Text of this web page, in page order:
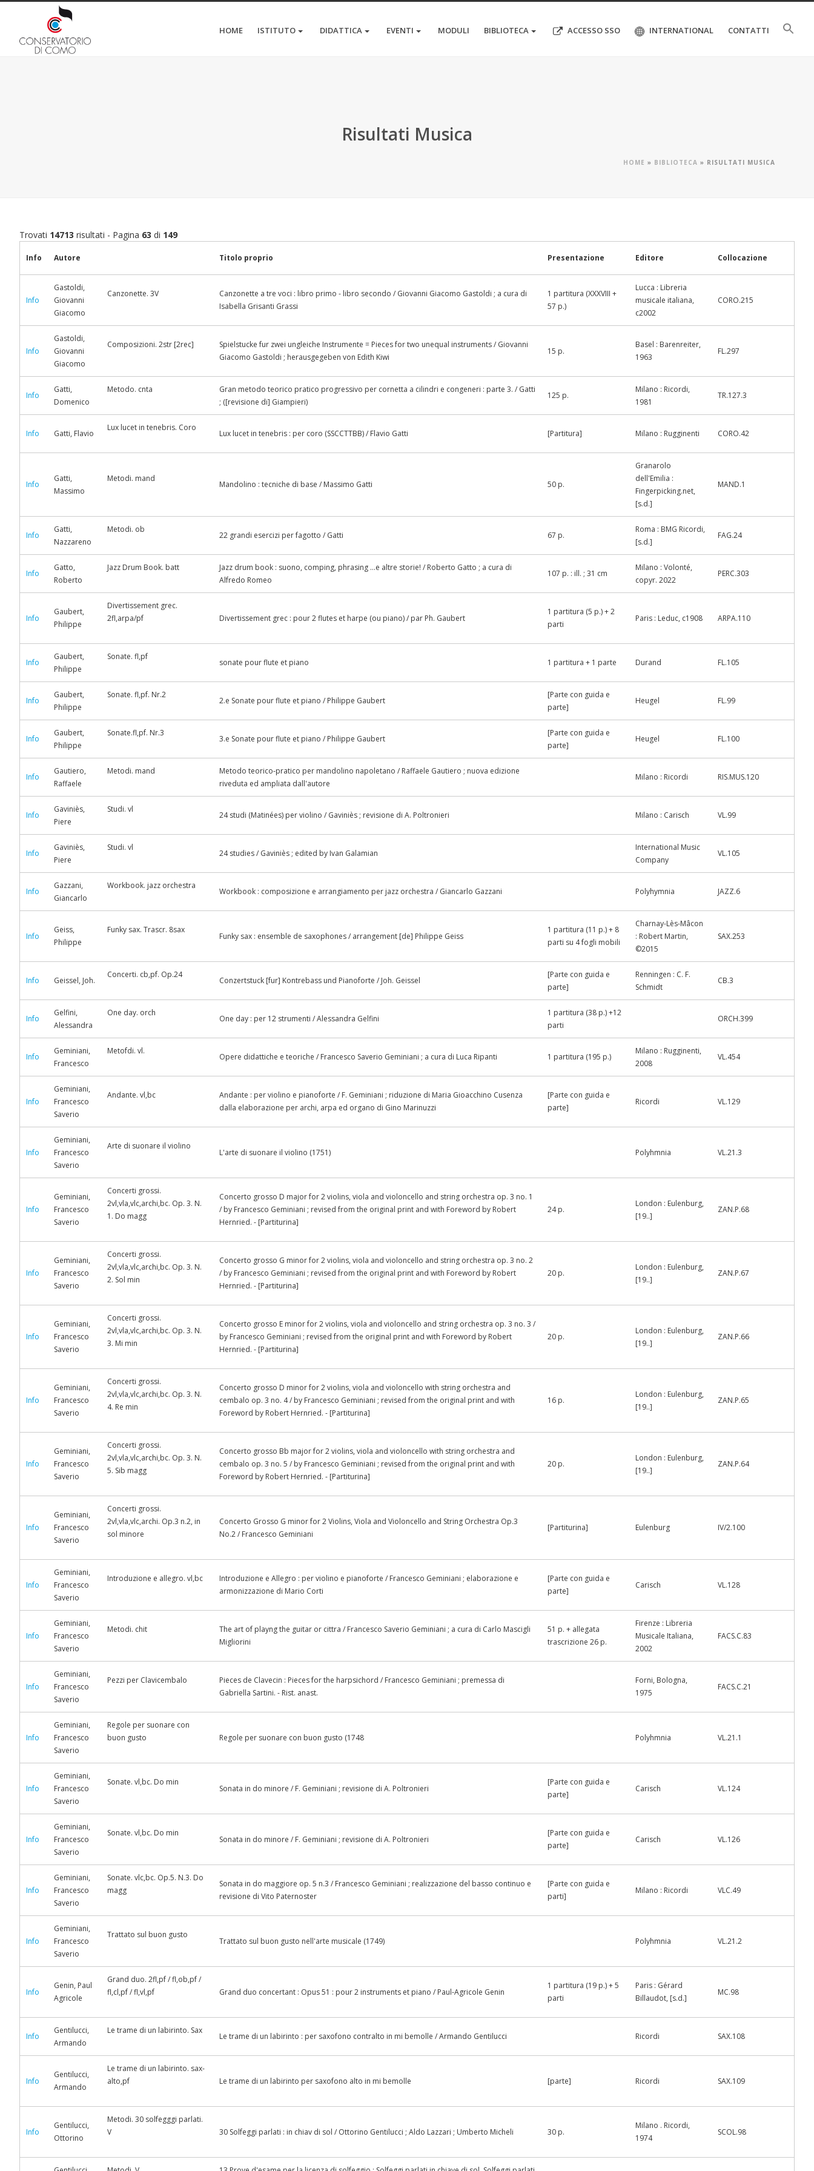
HOME ISTITUTO DIDATTICA EVENTI MODULI BIBLIOTECA ACCESSO SSO INTERNATIONAL CONTATTI
Risultati Musica
HOME » BIBLIOTECA » RISULTATI MUSICA
Trovati 14713 risultati - Pagina 63 di 149
Info Autore Titolo proprio Presentazione Editore Collocazione
Info
Gastoldi,
Giovanni
Giacomo
Canzonette. 3V
Canzonette a tre voci : libro primo - libro secondo / Giovanni Giacomo Gastoldi ; a cura di
Isabella Grisanti Grassi
1 partitura (XXXVIII +
57 p.)
Lucca : Libreria
musicale italiana,
c2002
CORO.215
Info
Gastoldi,
Giovanni
Giacomo
Composizioni. 2str [2rec]
Spielstucke fur zwei ungleiche Instrumente = Pieces for two unequal instruments / Giovanni
Giacomo Gastoldi ; herausgegeben von Edith Kiwi
15 p.
Basel : Barenreiter,
1963
FL.297
Info
Gatti,
Domenico
Metodo. cnta
Gran metodo teorico pratico progressivo per cornetta a cilindri e congeneri : parte 3. / Gatti
; ([revisione di] Giampieri)
125 p.
Milano : Ricordi,
1981
TR.127.3
Info Gatti, Flavio
Lux lucet in tenebris. Coro
Lux lucet in tenebris : per coro (SSCCTTBB) / Flavio Gatti [Partitura] Milano : Rugginenti CORO.42
Info
Gatti,
Massimo
Metodi. mand
Mandolino : tecniche di base / Massimo Gatti 50 p.
Granarolo
dell'Emilia :
Fingerpicking.net,
[s.d.]
MAND.1
Info
Gatti,
Nazzareno
Metodi. ob
22 grandi esercizi per fagotto / Gatti 67 p.
Roma : BMG Ricordi,
[s.d.]
FAG.24
Info
Gatto,
Roberto
Jazz Drum Book. batt
Jazz drum book : suono, comping, phrasing ...e altre storie! / Roberto Gatto ; a cura di
Alfredo Romeo
107 p. : ill. ; 31 cm
Milano : Volonté,
copyr. 2022
PERC.303
Info
Gaubert,
Philippe
Divertissement grec.
2fl,arpa/pf
Divertissement grec : pour 2 flutes et harpe (ou piano) / par Ph. Gaubert
1 partitura (5 p.) + 2
parti
Paris : Leduc, c1908 ARPA.110
Info
Gaubert,
Philippe
Sonate. fl,pf
sonate pour flute et piano 1 partitura + 1 parte Durand FL.105
Info
Gaubert,
Philippe
Sonate. fl,pf. Nr.2
2.e Sonate pour flute et piano / Philippe Gaubert
[Parte con guida e
parte]
Heugel FL.99
Info
Gaubert,
Philippe
Sonate.fl,pf. Nr.3
3.e Sonate pour flute et piano / Philippe Gaubert
[Parte con guida e
parte]
Heugel FL.100
Info
Gautiero,
Raffaele
Metodi. mand
Metodo teorico-pratico per mandolino napoletano / Raffaele Gautiero ; nuova edizione
riveduta ed ampliata dall'autore
Milano : Ricordi RIS.MUS.120
Info
Gaviniès,
Piere
Studi. vl
24 studi (Matinées) per violino / Gaviniès ; revisione di A. Poltronieri Milano : Carisch VL.99
Info
Gaviniès,
Piere
Studi. vl
24 studies / Gaviniès ; edited by Ivan Galamian
International Music
Company
VL.105
Info
Gazzani,
Giancarlo
Workbook. jazz orchestra
Workbook : composizione e arrangiamento per jazz orchestra / Giancarlo Gazzani Polyhymnia JAZZ.6
Info
Geiss,
Philippe
Funky sax. Trascr. 8sax
Funky sax : ensemble de saxophones / arrangement [de] Philippe Geiss
1 partitura (11 p.) + 8
parti su 4 fogli mobili
Charnay-Lès-Mâcon
: Robert Martin,
©2015
SAX.253
Info Geissel, Joh.
Concerti. cb,pf. Op.24
Conzertstuck [fur] Kontrebass und Pianoforte / Joh. Geissel
[Parte con guida e
parte]
Renningen : C. F.
Schmidt
CB.3
Info
Gelfini,
Alessandra
One day. orch
One day : per 12 strumenti / Alessandra Gelfini
1 partitura (38 p.) +12
parti
ORCH.399
Info
Geminiani,
Francesco
Metofdi. vl.
Opere didattiche e teoriche / Francesco Saverio Geminiani ; a cura di Luca Ripanti 1 partitura (195 p.)
Milano : Rugginenti,
2008
VL.454
Info
Geminiani,
Francesco
Saverio
Andante. vl,bc
Andante : per violino e pianoforte / F. Geminiani ; riduzione di Maria Gioacchino Cusenza
dalla elaborazione per archi, arpa ed organo di Gino Marinuzzi
[Parte con guida e
parte]
Ricordi VL.129
Info
Geminiani,
Francesco
Saverio
Arte di suonare il violino
L'arte di suonare il violino (1751) Polyhmnia VL.21.3
Info
Geminiani,
Francesco
Saverio
Concerti grossi.
2vl,vla,vlc,archi,bc. Op. 3. N.
1. Do magg
Concerto grosso D major for 2 violins, viola and violoncello and string orchestra op. 3 no. 1
/ by Francesco Geminiani ; revised from the original print and with Foreword by Robert
Hernried. - [Partiturina]
24 p.
London : Eulenburg,
[19..]
ZAN.P.68
Info
Geminiani,
Francesco
Saverio
Concerti grossi.
2vl,vla,vlc,archi,bc. Op. 3. N.
2. Sol min
Concerto grosso G minor for 2 violins, viola and violoncello and string orchestra op. 3 no. 2
/ by Francesco Geminiani ; revised from the original print and with Foreword by Robert
Hernried. - [Partiturina]
20 p.
London : Eulenburg,
[19..]
ZAN.P.67
Info
Geminiani,
Francesco
Saverio
Concerti grossi.
2vl,vla,vlc,archi,bc. Op. 3. N.
3. Mi min
Concerto grosso E minor for 2 violins, viola and violoncello and string orchestra op. 3 no. 3 /
by Francesco Geminiani ; revised from the original print and with Foreword by Robert
Hernried. - [Partiturina]
20 p.
London : Eulenburg,
[19..]
ZAN.P.66
Info
Geminiani,
Francesco
Saverio
Concerti grossi.
2vl,vla,vlc,archi,bc. Op. 3. N.
4. Re min
Concerto grosso D minor for 2 violins, viola and violoncello with string orchestra and
cembalo op. 3 no. 4 / by Francesco Geminiani ; revised from the original print and with
Foreword by Robert Hernried. - [Partiturina]
16 p.
London : Eulenburg,
[19..]
ZAN.P.65
Info
Geminiani,
Francesco
Saverio
Concerti grossi.
2vl,vla,vlc,archi,bc. Op. 3. N.
5. Sib magg
Concerto grosso Bb major for 2 violins, viola and violoncello with string orchestra and
cembalo op. 3 no. 5 / by Francesco Geminiani ; revised from the original print and with
Foreword by Robert Hernried. - [Partiturina]
20 p.
London : Eulenburg,
[19..]
ZAN.P.64
Info
Geminiani,
Francesco
Saverio
Concerti grossi.
2vl,vla,vlc,archi. Op.3 n.2, in
sol minore
Concerto Grosso G minor for 2 Violins, Viola and Violoncello and String Orchestra Op.3
No.2 / Francesco Geminiani
[Partiturina] Eulenburg IV/2.100
Info
Geminiani,
Francesco
Saverio
Introduzione e allegro. vl,bc
Introduzione e Allegro : per violino e pianoforte / Francesco Geminiani ; elaborazione e
armonizzazione di Mario Corti
[Parte con guida e
parte]
Carisch VL.128
Info
Geminiani,
Francesco
Saverio
Metodi. chit
The art of playng the guitar or cittra / Francesco Saverio Geminiani ; a cura di Carlo Mascigli
Migliorini
51 p. + allegata
trascrizione 26 p.
Firenze : Libreria
Musicale Italiana,
2002
FACS.C.83
Info
Geminiani,
Francesco
Saverio
Pezzi per Clavicembalo
Pieces de Clavecin : Pieces for the harpsichord / Francesco Geminiani ; premessa di
Gabriella Sartini. - Rist. anast.
Forni, Bologna,
1975
FACS.C.21
Info
Geminiani,
Francesco
Saverio
Regole per suonare con
buon gusto
Regole per suonare con buon gusto (1748 Polyhmnia VL.21.1
Info
Geminiani,
Francesco
Saverio
Sonate. vl,bc. Do min
Sonata in do minore / F. Geminiani ; revisione di A. Poltronieri
[Parte con guida e
parte]
Carisch VL.124
Info
Geminiani,
Francesco
Saverio
Sonate. vl,bc. Do min
Sonata in do minore / F. Geminiani ; revisione di A. Poltronieri
[Parte con guida e
parte]
Carisch VL.126
Info
Geminiani,
Francesco
Saverio
Sonate. vlc,bc. Op.5. N.3. Do
magg
Sonata in do maggiore op. 5 n.3 / Francesco Geminiani ; realizzazione del basso continuo e
revisione di Vito Paternoster
[Parte con guida e
parti]
Milano : Ricordi VLC.49
Info
Geminiani,
Francesco
Saverio
Trattato sul buon gusto
Trattato sul buon gusto nell'arte musicale (1749) Polyhmnia VL.21.2
Info
Genin, Paul
Agricole
Grand duo. 2fl,pf / fl,ob,pf /
fl,cl,pf / fl,vl,pf
Grand duo concertant : Opus 51 : pour 2 instruments et piano / Paul-Agricole Genin
1 partitura (19 p.) + 5
parti
Paris : Gérard
Billaudot, [s.d.]
MC.98
Info
Gentilucci,
Armando
Le trame di un labirinto. Sax
Le trame di un labirinto : per saxofono contralto in mi bemolle / Armando Gentilucci Ricordi SAX.108
Info
Gentilucci,
Armando
Le trame di un labirinto. sax-
alto,pf
Le trame di un labirinto per saxofono alto in mi bemolle [parte] Ricordi SAX.109
Info
Gentilucci,
Ottorino
Metodi. 30 solfegggi parlati.
V
30 Solfeggi parlati : in chiav di sol / Ottorino Gentilucci ; Aldo Lazzari ; Umberto Micheli 30 p.
Milano . Ricordi,
1974
SCOL.98